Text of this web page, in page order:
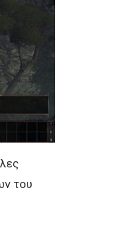
του